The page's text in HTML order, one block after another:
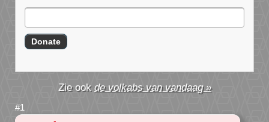
de volkabs van vandaag »